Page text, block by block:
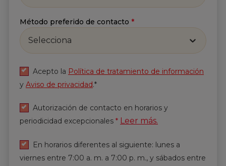
Método preferido de contacto *
Selecciona
Acepto la Política de tratamiento de información
y Aviso de privacidad.*
Autorización de contacto en horarios y
periodicidad excepcionales * Leer más.
En horarios diferentes al siguiente: lunes a
viernes entre 7:00 a. m. a 7:00 p. m., y sábados entre